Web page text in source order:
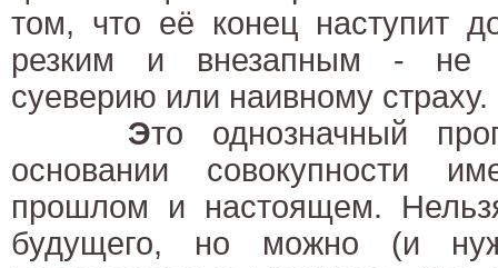
том, что её конец наступит
резким и внезапным - не
суеверию или наивному страху.
Это однозначный
основании совокупности
прошлом и настоящем.
будущего, но можно (и